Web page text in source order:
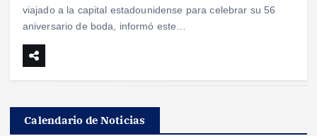
viajado a la capital estadounidense para celebrar su 56
aniversario de boda, informó este…
Calendario de Noticias